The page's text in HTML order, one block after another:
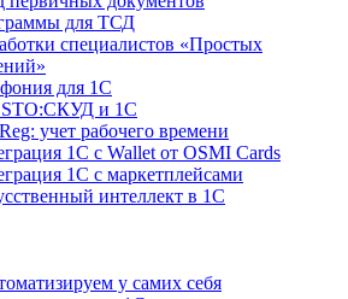
для ТСД
специалистов «Простых
для 1С
и 1С
учет рабочего времени
1С с Wallet от OSMI Cards
1С с маркетплейсами
интеллект в 1С
у самих себя